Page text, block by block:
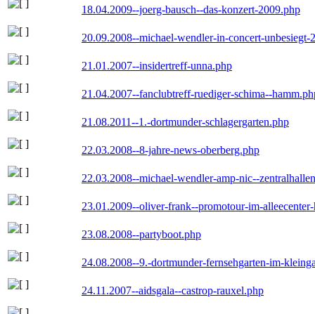
18.04.2009--joerg-bausch--das-konzert-2009.php
20.09.2008--michael-wendler-in-concert-unbesiegt-
21.01.2007--insidertreff-unna.php
21.04.2007--fanclubtreff-ruediger-schima--
21.08.2011--1.-dortmunder-schlagergarten.php
22.03.2008--8-jahre-news-oberberg.php
22.03.2008--michael-wendler-amp-nic--
23.01.2009--oliver-frank--promotour-im-
23.08.2008--partyboot.php
24.08.2008--9.-dortmunder-fernsehgarten-im-
24.11.2007--aidsgala--castrop-rauxel.php